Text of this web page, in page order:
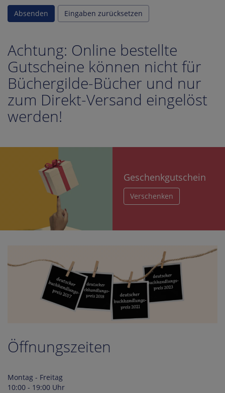
Absenden Eingaben zurücksetzen
Achtung: Online bestellte
Gutscheine können nicht für
Büchergilde-Bücher und nur
zum Direkt-Versand eingelöst
werden!
Geschenkgutschein
Verschenken
Öffnungszeiten
Montag - Freitag
10:00 - 19:00 Uhr